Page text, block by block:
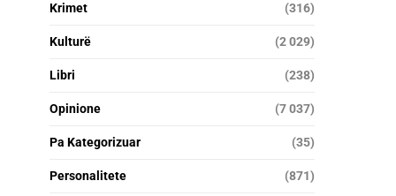
Krimet (316)
Kulturë (2 029)
Libri (238)
Opinione (7 037)
Pa Kategorizuar (35)
Personalitete (871)